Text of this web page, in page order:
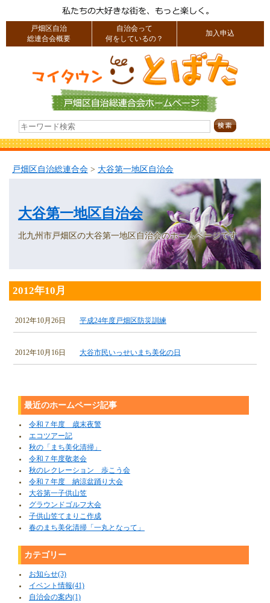
戸畑区自治
総連合会概要
自治会って
何をしているの？
加入申込
戸畑区自治総連合会 > 大谷第一地区自治会
大谷第一地区自治会
北九州市戸畑区の大谷第一地区自治会のホームページです。
2012年10月
2012年10月26日 平成24年度戸畑区防災訓練
2012年10月16日 大谷市民いっせいまち美化の日
最近のホームページ記事
令和７年度 歳末夜警
エコツアー記
秋の「まち美化清掃」
令和７年度敬老会
秋のレクレーション 歩こう会
令和７年度 納涼盆踊り大会
大谷第一子供山笠
グラウンドゴルフ大会
子供山笠てまりこ作成
春のまち美化清掃「一丸となって」
カテゴリー
お知らせ(3)
イベント情報(41)
自治会の案内(1)